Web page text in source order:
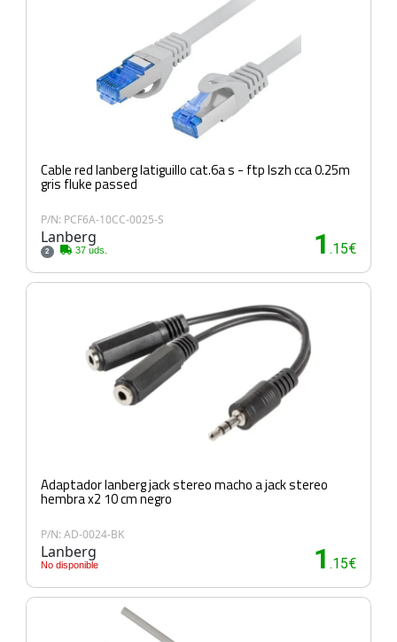
Cable red lanberg latiguillo cat.6a s - ftp lszh cca 0.25m
gris fluke passed
P/N: PCF6A-10CC-0025-S
Lanberg
2 37 uds. 1 .15€
Adaptador lanberg jack stereo macho a jack stereo
hembra x2 10 cm negro
P/N: AD-0024-BK
Lanberg
No disponible 1 .15€